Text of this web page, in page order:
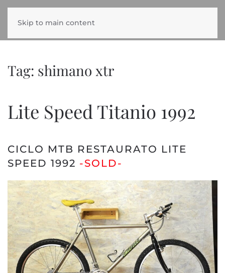
Skip to main content
Tag: shimano xtr
Lite Speed Titanio 1992
CICLO MTB RESTAURATO LITE
SPEED 1992 -SOLD-